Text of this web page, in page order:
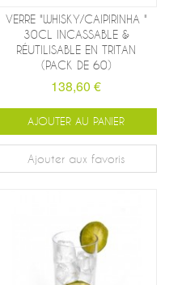
VERRE "WHISKY/CAIPIRINHA "
30CL INCASSABLE &
RÉUTILISABLE EN TRITAN
(PACK DE 60)
138,60 €
AJOUTER AU PANIER
Ajouter aux favoris